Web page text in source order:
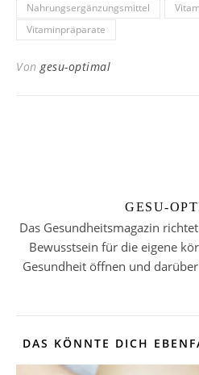
Nahrungsergänzungsmittel
Vitaminpräparate
Vongesu-optimal
GESU-
Das Gesundheitsmagazin
Bewusstsein für die eigene
Gesundheit öffnen und
DAS KÖNNTE DICH